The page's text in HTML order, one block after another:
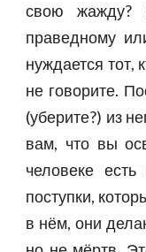
свою жажду?
праведному
нуждается тот,
не говорите.
(уберите?) из
вам, что вы
человеке
поступки,
в нём, они